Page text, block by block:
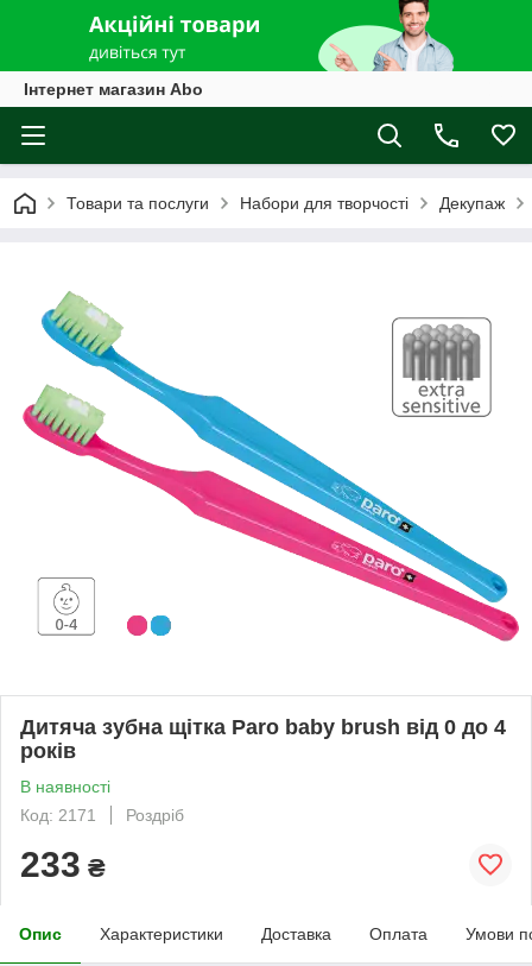
Інтернет магазин Abo
Товари та послуги Набори для творчості Декупаж
Дитяча зубна щітка Paro baby brush від 0 до 4
років
В наявності
Код: 2171
Роздріб
233 ₴
Опис Характеристики Доставка Оплата Умови